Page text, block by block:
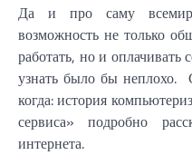
Да и про саму
возможность не только
работать, но и оплачивать
узнать было бы неплохо.
когда: история
сервиса» подробно
интернета.